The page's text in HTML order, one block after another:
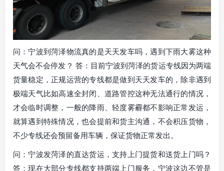
问：宁波到菏泽物流真的是天天发车吗，遇到下雨大雾这种
天气会不会停发？ 答：目前宁波到菏泽的货运专线因为两端
货量稳定，正规运营的专线都是做到天天发车的，除非遇到
极端天气比如高速全封闭、道路管控这种无法通行的情况，
才会临时调整，一般的降雨、轻度雾霾都不影响正常发运，
就算遇到特殊情况，也会提前和货主沟通，不会积压货物，
不少专线还会预留备用车辆，保证货物正常发出。
问：宁波发菏泽的直达货运，支持上门提货和送货上门吗？
答：现在大部分专线都支持两端上门服务，宁波这边不管是